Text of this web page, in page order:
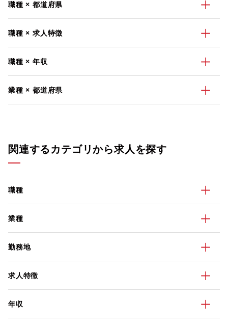
職種 × 都道府県
職種 × 求人特徴
職種 × 年収
業種 × 都道府県
関連するカテゴリから求人を探す
職種
業種
勤務地
求人特徴
年収